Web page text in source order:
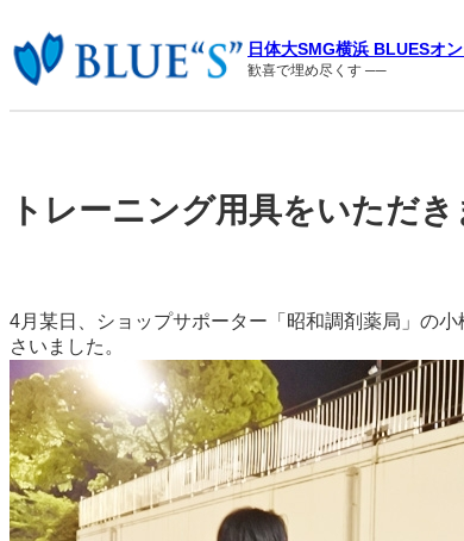
容
を
日体大SMG横浜 BLUESオ
歓喜で埋め尽くす ──
トレーニング用具をいただき
4月某日、ショップサポーター「昭和調剤薬局」の
さいました。